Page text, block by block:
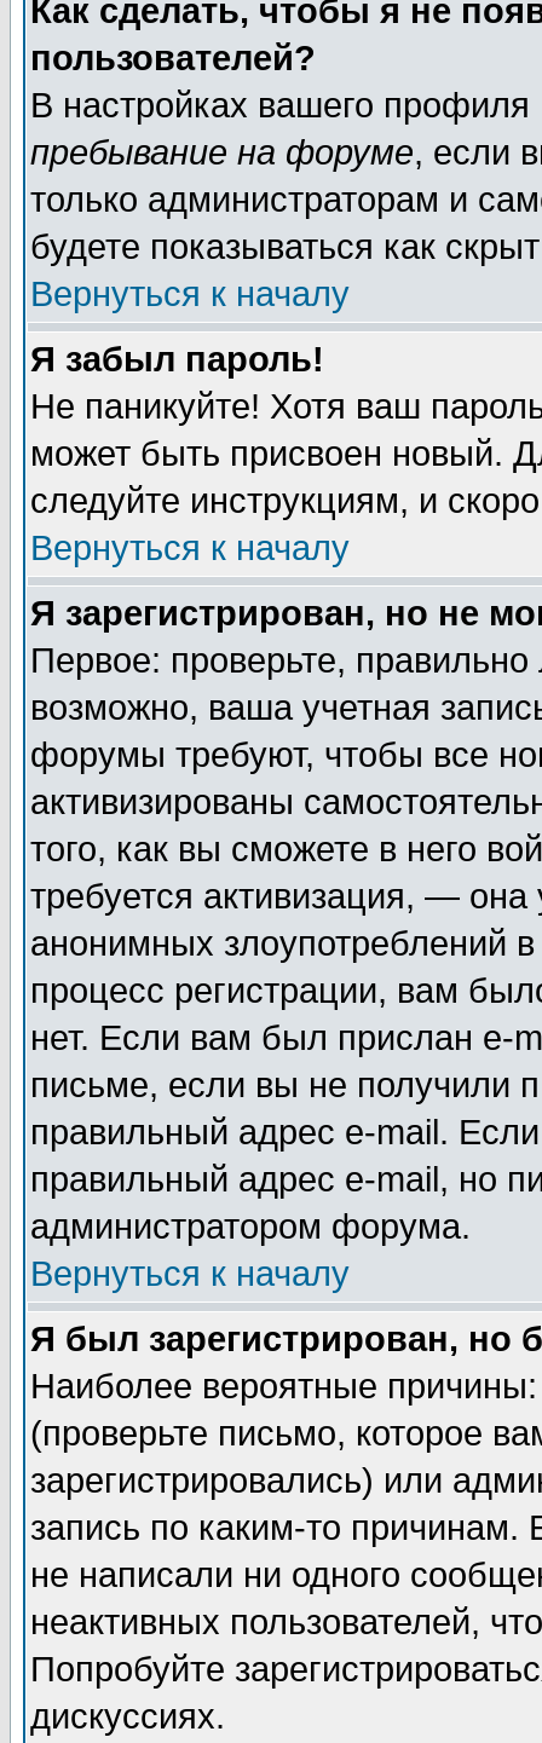
Как сделать, чтобы я не
пользователей?
В настройках вашего
пребывание на форуме, если
только администраторам и
будете показываться как
Вернуться к началу
Я забыл пароль!
Не паникуйте! Хотя ваш
может быть присвоен новый.
следуйте инструкциям, и
Вернуться к началу
Я зарегистрирован, но не
Первое: проверьте,
возможно, ваша учетная
форумы требуют, чтобы все
активизированы
того, как вы сможете в него
требуется активизация, —
анонимных злоупотреблений
процесс регистрации, вам
нет. Если вам был прислан e-
письме, если вы не получили
правильный адрес e-mail.
правильный адрес e-mail, но
администратором форума.
Вернуться к началу
Я был зарегистрирован, но
Наиболее вероятные
(проверьте письмо, которое
зарегистрировались) или
запись по каким-то
не написали ни одного
неактивных пользователей,
Попробуйте
дискуссиях.